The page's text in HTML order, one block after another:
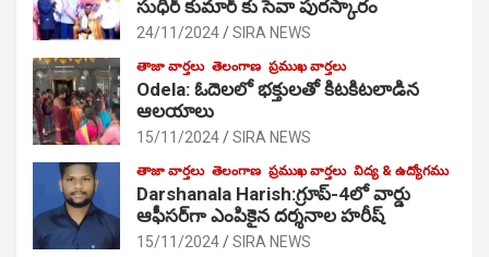
సుధీర్ కుమార్ కు సేవా పురస్కారం
24/11/2024 SIRA NEWS
తాజా వార్తలు తెలంగాణ ప్రముఖ వార్తలు
Odela: ఓదెల‌లో భక్తులతో కిటకిటలాడిన
ఆల‌యాలు
15/11/2024 SIRA NEWS
తాజా వార్తలు తెలంగాణ ప్రముఖ వార్తలు విద్య & ఉద్యోగము
Darshanala Harish:గ్రూప్-4లో వార్డు
ఆఫీసర్‌గా ఎంపికైన దర్శనాల హరీష్
15/11/2024 SIRA NEWS